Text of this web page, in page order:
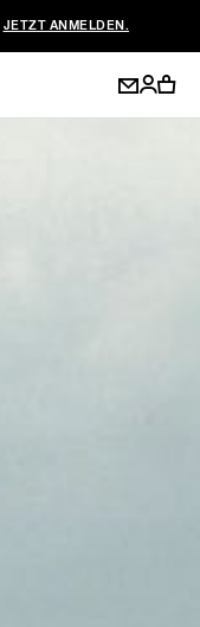
JETZT ANMELDEN.